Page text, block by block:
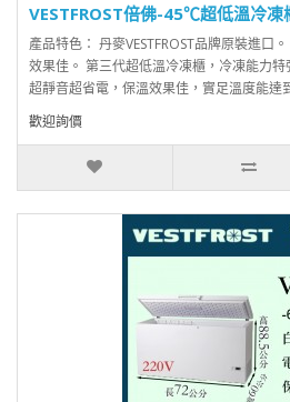
VESTFROST倍佛-45℃超低溫冷
產品特色： 丹麥VESTFROST品牌原裝進口
效果佳。 第三代超低溫冷凍櫃，冷凍能力特
超靜音超省電，保溫效果佳，實足溫度能達
歡迎詢價